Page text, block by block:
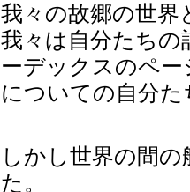
我々の故郷の世界
我々は自分たち
ーデックスのペ
についての自分
しかし世界の間
た。